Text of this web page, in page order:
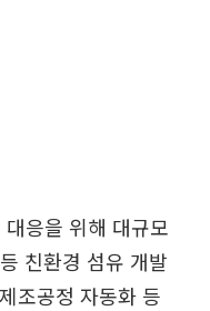
응을 위해 대규모
친환경 섬유 개발
조공정 자동화 등